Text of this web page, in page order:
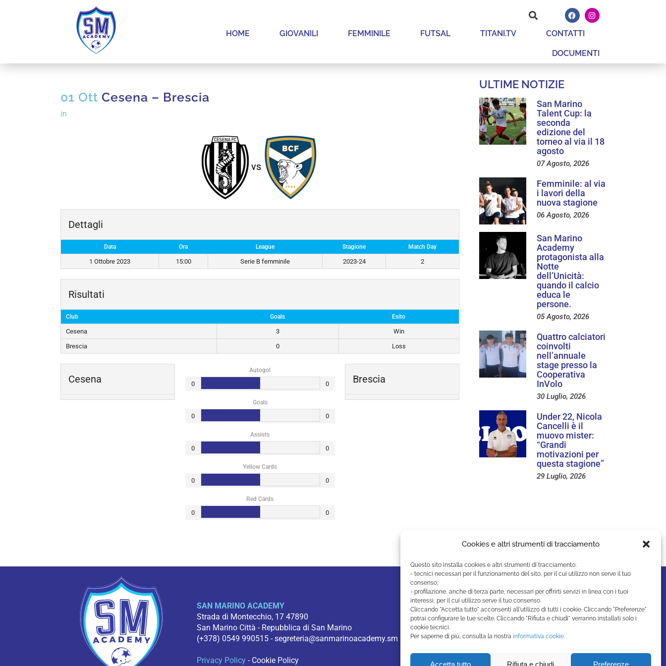
Cookies e altri strumenti di tracciamento
Questo sito installa cookies e altri strumenti di tracciamento:
- tecnici necessari per il funzionamento del sito, per il cui utilizzo non serve il tuo
consenso;
- profilazione, anche di terza parte, necessari per offrirti servizi in linea con i tuoi
interessi, per il cui utilizzo serve il tuo consenso.
Cliccando "Accetta tutto" acconsenti all'utilizzo di tutti i cookie. Cliccando "Preferenze"
potrai configurare le tue scelte. Cliccando "Rifiuta e chiudi" verranno installati solo i
cookie tecnici.
Per saperne di più, consulta la nostra informativa cookie.
Accetta tutto Rifiuta e chiudi Preferenze
HOME GIOVANILI FEMMINILE FUTSAL TITANI.TV CONTATTI
DOCUMENTI
01 Ott Cesena – Brescia
in
vs
Dettagli
Data Ora League Stagione Match Day
1 Ottobre 2023 15:00 Serie B femminile 2023-24 2
Risultati
Club Goals Esito
Cesena 3
Win
Brescia
0 Loss
Cesena Brescia
Autogol
0 0
Goals
0 0
Assists
0 0
Yellow Cards
0 0
Red Cards
0 0
ULTIME NOTIZIE
San Marino
Talent Cup: la
seconda
edizione del
torneo al via il 18
agosto
07 Agosto, 2026
Femminile: al via
i lavori della
nuova stagione
06 Agosto, 2026
San Marino
Academy
protagonista alla
Notte
dell’Unicità:
quando il calcio
educa le
persone.
05 Agosto, 2026
Quattro calciatori
coinvolti
nell’annuale
stage presso la
Cooperativa
InVolo
30 Luglio, 2026
Under 22, Nicola
Cancelli è il
muovo mister:
“Grandi
motivazioni per
questa stagione”
29 Luglio, 2026
SAN MARINO ACADEMY
Strada di Montecchio, 17 47890
San Marino Città - Repubblica di San Marino
(+378) 0549 990515 - segreteria@sanmarinoacademy.sm
Privacy Policy - Cookie Policy